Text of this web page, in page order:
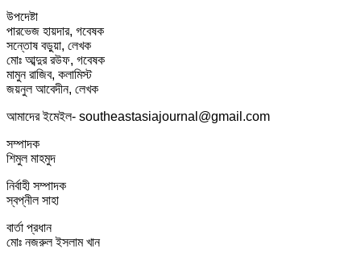
উপদেষ্টা
পারভেজ হায়দার, গবেষক
সন্তোষ বড়ুয়া, লেখক
মোঃ আব্দুর রউফ, গবেষক
মামুন রাজিব, কলামিস্ট
জয়নুল আবেদীন, লেখক
আমাদের ইমেইল- southeastasiajournal@gmail.com
সম্পাদক
শিমুল মাহমুদ
নির্বাহী সম্পাদক
স্বপ্নীল সাহা
বার্তা প্রধান
মোঃ নজরুল ইসলাম খান